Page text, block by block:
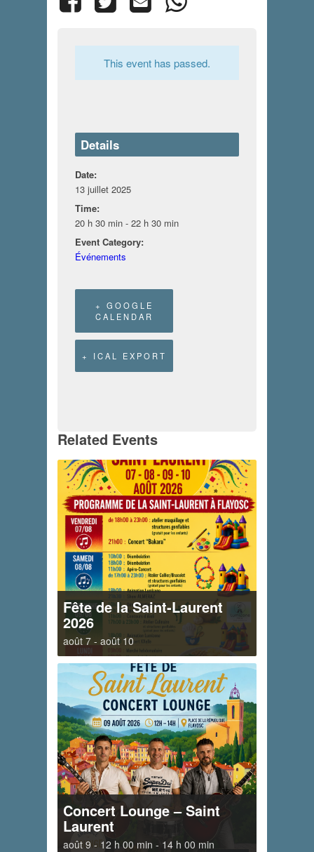
This event has passed.
Details
Date:
13 juillet 2025
Time:
20 h 30 min - 22 h 30 min
Event Category:
Événements
+ GOOGLE
CALENDAR
+ ICAL EXPORT
Related Events
Fête de la Saint-Laurent
2026
août 7 -août 10
Concert Lounge – Saint
Laurent
août 9 - 12 h 00 min - 14 h 00 min